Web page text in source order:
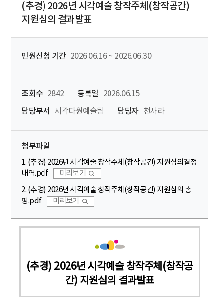
(추경) 2026년 시각예술 창작주체(창작공간)
지원심의 결과발표
민원신청 기간 2026.06.16 ~ 2026.06.30
조회수 2842 등록일
2026.06.15
담당부서
시각다원예술팀 담당자 천사라
첨부파일
1. (추경) 2026년 시각예술 창작주체(창작공간) 지원심의결정
내역.pdf
미리보기
2. (추경) 2026년 시각예술 창작주체(창작공간) 지원심의 총
평.pdf
미리보기
(추경) 2026년 시각예술 창작주체(창작공
간) 지원심의 결과발표